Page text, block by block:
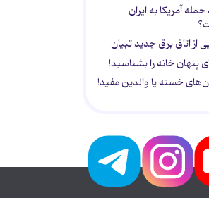
آمریکا به ایران
از اتاق برق جدید تبیان
پنهان خانه را بشناسید!
خسته یا والدین مفید!